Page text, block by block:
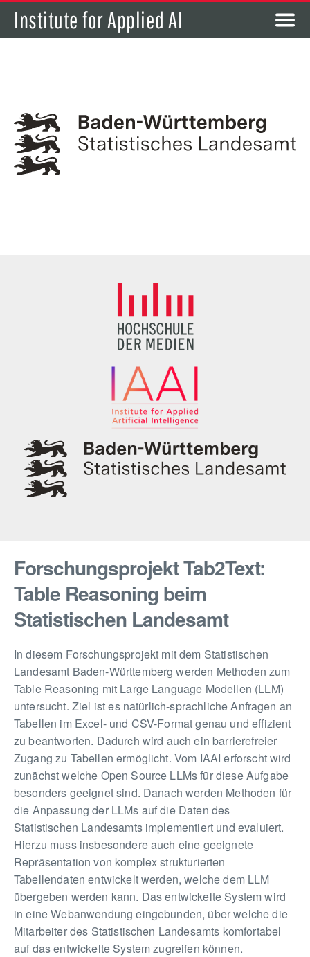
Institute for Applied AI
Forschungsprojekt Tab2Text:
Table Reasoning beim
Statistischen Landesamt
In diesem Forschungsprojekt mit dem Statistischen
Landesamt Baden-Württemberg werden Methoden zum
Table Reasoning mit Large Language Modellen (LLM)
untersucht. Ziel ist es natürlich-sprachliche Anfragen an
Tabellen im Excel- und CSV-Format genau und effizient
zu beantworten. Dadurch wird auch ein barrierefreier
Zugang zu Tabellen ermöglicht. Vom IAAI erforscht wird
zunächst welche Open Source LLMs für diese Aufgabe
besonders geeignet sind. Danach werden Methoden für
die Anpassung der LLMs auf die Daten des
Statistischen Landesamts implementiert und evaluiert.
Hierzu muss insbesondere auch eine geeignete
Repräsentation von komplex strukturierten
Tabellendaten entwickelt werden, welche dem LLM
übergeben werden kann. Das entwickelte System wird
in eine Webanwendung eingebunden, über welche die
Mitarbeiter des Statistischen Landesamts komfortabel
auf das entwickelte System zugreifen können.